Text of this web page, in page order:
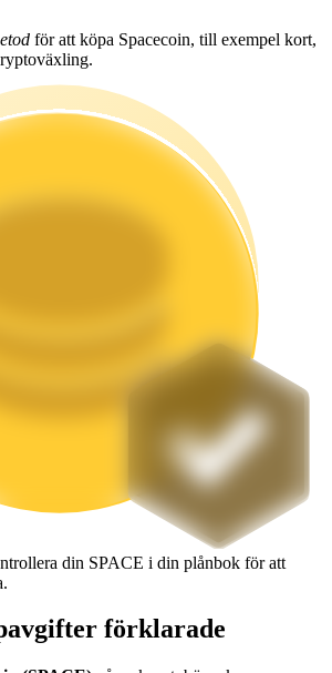
att tjäna populära tokens
för att köpa Spacecoin, till exempel kort,
din SPACE i din plånbok för att
förklarade